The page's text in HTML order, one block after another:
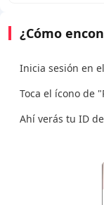
¿Cómo
Inicia sesión en
Toca el ícono de
Ahí verás tu ID de